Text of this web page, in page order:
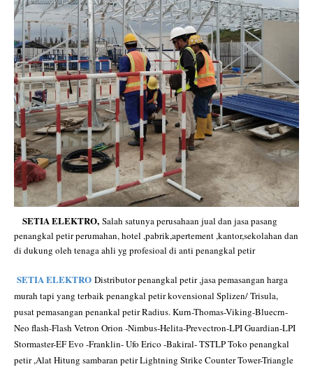
SETIA ELEKTRO, Salah satunya perusahaan jual dan jasa pasang
penangkal petir perumahan, hotel ,pabrik,apertement ,kantor,sekolahan dan
di dukung oleh tenaga ahli yg profesioal di anti penangkal petir
SETIA ELEKTRO Distributor penangkal petir ,jasa pemasangan harga
murah tapi yang terbaik penangkal petir kovensional Splizen/ Trisula,
pusat pemasangan penankal petir Radius. Kurn-Thomas-Viking-Bluecrn-
Neo flash-Flash Vetron Orion -Nimbus-Helita-Prevectron-LPI Guardian-LPI
Stormaster-EF Evo -Franklin- Ufo Erico -Bakiral- TSTLP Toko penangkal
petir ,Alat Hitung sambaran petir Lightning Strike Counter Tower-Triangle